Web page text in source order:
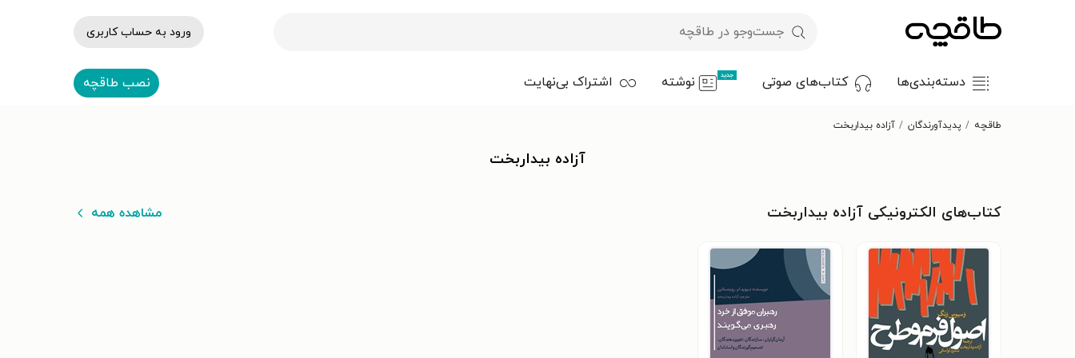
ورود به حساب کاربری
دسته‌بندی‌ها کتاب‌های صوتی جدید نوشته اشتراک بی‌نهایت نصب طاقچه
طاقچه پدیدآورندگان آزاده بیداربخت
آزاده بیداربخت
کتاب‌های الکترونیکی آزاده بیداربخت مشاهده همه